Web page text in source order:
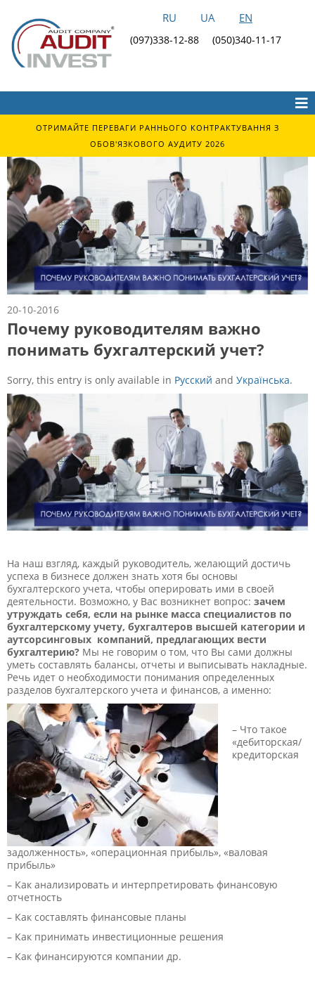
RU UA EN
(097)338-12-88 (050)340-11-17
ОТРИМАЙТЕ ПЕРЕВАГИ РАННЬОГО КОНТРАКТУВАННЯ З
ОБОВ'ЯЗКОВОГО АУДИТУ 2026
20-10-2016
Почему руководителям важно
понимать бухгалтерский учет?
Sorry, this entry is only available in Русский and Українська.
На наш взгляд, каждый руководитель, желающий достичь
успеха в бизнесе должен знать хотя бы основы
бухгалтерского учета, чтобы оперировать ими в своей
деятельности. Возможно, у Вас возникнет вопрос: зачем
утруждать себя, если на рынке масса специалистов по
бухгалтерскому учету, бухгалтеров высшей категории и
аутсорсинговых компаний, предлагающих вести
бухгалтерию? Мы не говорим о том, что Вы сами должны
уметь составлять балансы, отчеты и выписывать накладные.
Речь идет о необходимости понимания определенных
разделов бухгалтерского учета и финансов, а именно:
– Что такое
«дебиторская/
кредиторская
задолженность», «операционная прибыль», «валовая
прибыль»
– Как анализировать и интерпретировать финансовую
отчетность
– Как составлять финансовые планы
– Как принимать инвестиционные решения
– Как финансируются компании др.